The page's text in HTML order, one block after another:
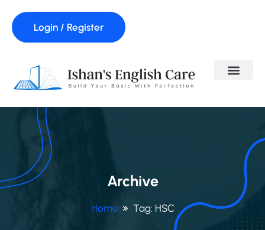
Login / Register
Archive
Home Tag: HSC